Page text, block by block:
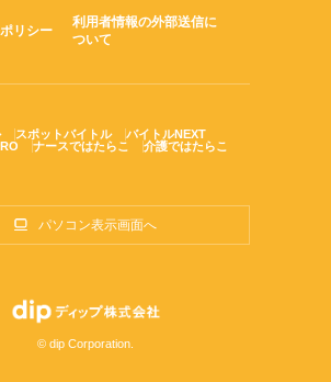
リシー
利用者情報の外部送信に
ついて
スポットバイトル
バイトルNEXT
ナースではたらこ 介護ではたらこ
パソコン表示画面へ
© dip Corporation.